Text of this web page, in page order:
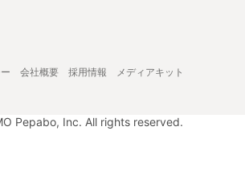
会社概要 採用情報 メディアキット
Pepabo, Inc. All rights reserved.